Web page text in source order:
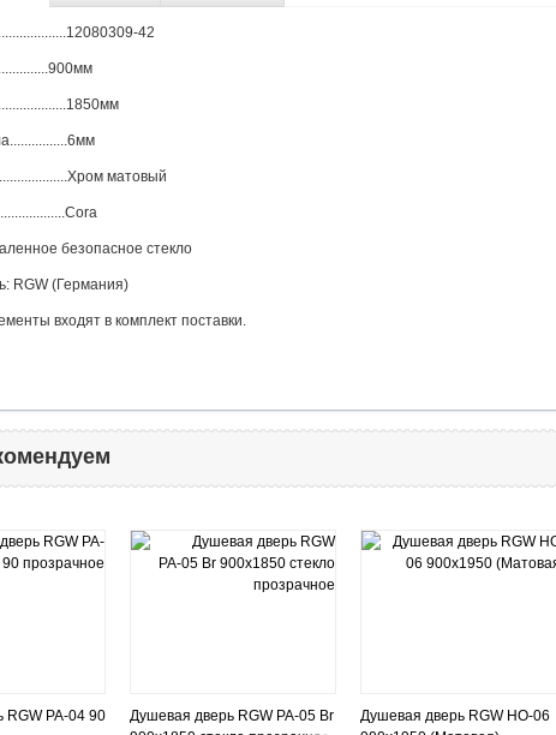
42
матовый
безопасное стекло
RGW (Германия)
входят в комплект поставки.
RGW PA-04 90
Душевая дверь RGW РА-05 Br
Душевая дверь RGW HO-06